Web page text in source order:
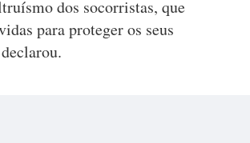
dos socorristas, que
para proteger os seus